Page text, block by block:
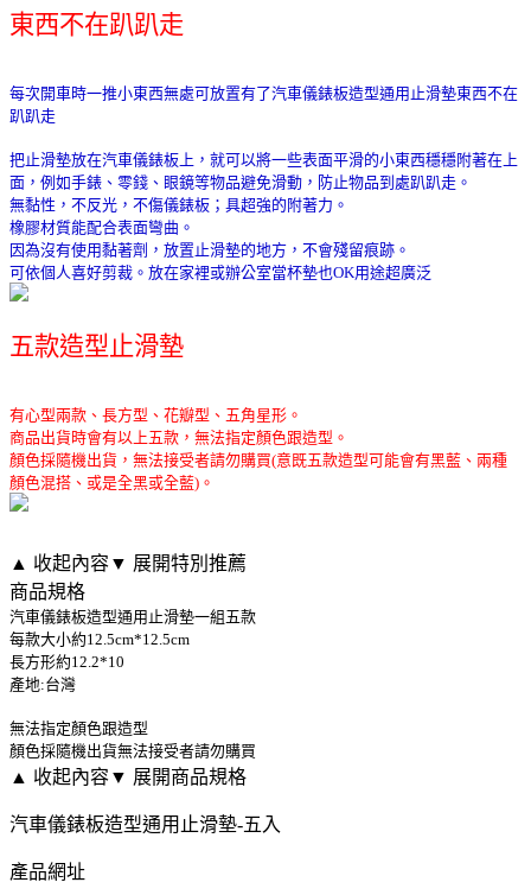
東西不在趴趴走
每次開車時一推小東西無處可放置有了汽車儀錶板造型通用止滑墊東西不在
趴趴走
把止滑墊放在汽車儀錶板上，就可以將一些表面平滑的小東西穩穩附著在上
面，例如手錶、零錢、眼鏡等物品避免滑動，防止物品到處趴趴走。
無黏性，不反光，不傷儀錶板；具超強的附著力。
橡膠材質能配合表面彎曲。
因為沒有使用黏著劑，放置止滑墊的地方，不會殘留痕跡。
可依個人喜好剪裁。放在家裡或辦公室當杯墊也OK用途超廣泛
五款造型止滑墊
有心型兩款、長方型、花瓣型、五角星形。
商品出貨時會有以上五款，無法指定顏色跟造型。
顏色採隨機出貨，無法接受者請勿購買(意既五款造型可能會有黑藍、兩種
顏色混搭、或是全黑或全藍)。
▲ 收起內容▼ 展開特別推薦
商品規格
汽車儀錶板造型通用止滑墊一組五款
每款大小約12.5cm*12.5cm
長方形約12.2*10
產地:台灣
無法指定顏色跟造型
顏色採隨機出貨無法接受者請勿購買
▲ 收起內容▼ 展開商品規格
汽車儀錶板造型通用止滑墊-五入
產品網址